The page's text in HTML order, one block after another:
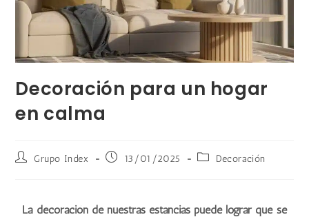
Decoración para un hogar
en calma
Grupo Index 13/01/2025 Decoración
La decoración de nuestras estancias puede lograr que se